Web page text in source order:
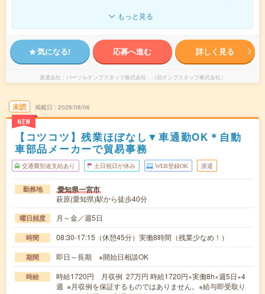
もっと見る
気になる! 応募へ進む 詳しく見る
派遣会社 パーソルテンプスタッフ株式会社 （旧テンプスタッフ株式会社）
未読
NEW
掲載日 2026/08/06
【コツコツ】残業ほぼなし▼車通勤OK＊自動
車部品メーカーで貿易事務
交通費別途支給あり 土日祝日が休み WEB登録OK 派遣
勤務地 愛知県一宮市
萩原(愛知県)駅から徒歩40分
曜日頻度 月～金／週5日
時間 08:30-17:15（休憩45分）実働8時間（残業少なめ！）
期間 即日～長期 ※開始日相談OK
時給
時給1720円 月収例 27万円 時給1720円×実働8h×週5日×4
週 ※月収例を保証するものではありません。※給与即受取り